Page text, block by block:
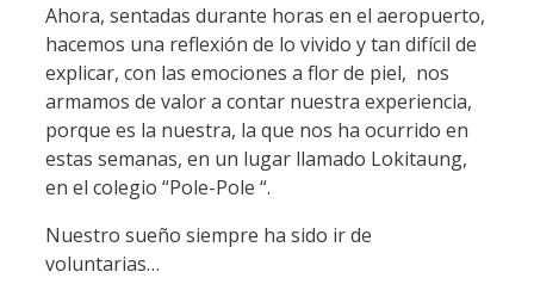
Ahora, sentadas durante horas en el aeropuerto,
hacemos una reflexión de lo vivido y tan difícil de
explicar, con las emociones a flor de piel, nos
armamos de valor a contar nuestra experiencia,
porque es la nuestra, la que nos ha ocurrido en
estas semanas, en un lugar llamado Lokitaung,
en el colegio “Pole-Pole “.
Nuestro sueño siempre ha sido ir de
voluntarias…